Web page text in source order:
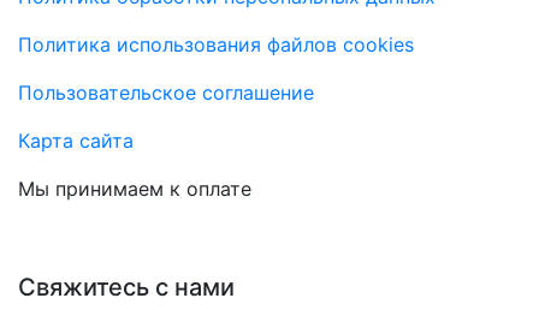
Политика использования файлов cookies
Пользовательское соглашение
Карта сайта
Мы принимаем к оплате
Свяжитесь с нами